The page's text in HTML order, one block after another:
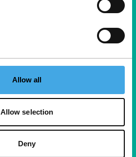
Allow all
Allow selection
Deny